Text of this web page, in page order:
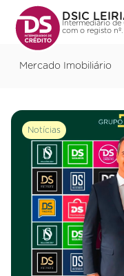
DSIC
Intermediário de
com o registo nº.
Mercado Imobiliário
Notícias